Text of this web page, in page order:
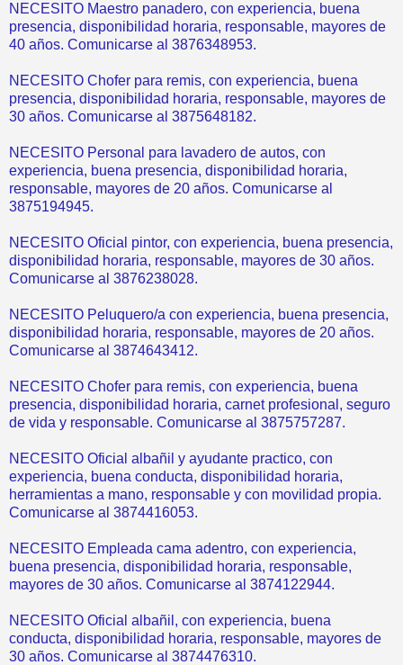
NECESITO Maestro panadero, con experiencia, buena
presencia, disponibilidad horaria, responsable, mayores de
40 años. Comunicarse al 3876348953.
NECESITO Chofer para remis, con experiencia, buena
presencia, disponibilidad horaria, responsable, mayores de
30 años. Comunicarse al 3875648182.
NECESITO Personal para lavadero de autos, con
experiencia, buena presencia, disponibilidad horaria,
responsable, mayores de 20 años. Comunicarse al
3875194945.
NECESITO Oficial pintor, con experiencia, buena presencia,
disponibilidad horaria, responsable, mayores de 30 años.
Comunicarse al 3876238028.
NECESITO Peluquero/a con experiencia, buena presencia,
disponibilidad horaria, responsable, mayores de 20 años.
Comunicarse al 3874643412.
NECESITO Chofer para remis, con experiencia, buena
presencia, disponibilidad horaria, carnet profesional, seguro
de vida y responsable. Comunicarse al 3875757287.
NECESITO Oficial albañil y ayudante practico, con
experiencia, buena conducta, disponibilidad horaria,
herramientas a mano, responsable y con movilidad propia.
Comunicarse al 3874416053.
NECESITO Empleada cama adentro, con experiencia,
buena presencia, disponibilidad horaria, responsable,
mayores de 30 años. Comunicarse al 3874122944.
NECESITO Oficial albañil, con experiencia, buena
conducta, disponibilidad horaria, responsable, mayores de
30 años. Comunicarse al 3874476310.